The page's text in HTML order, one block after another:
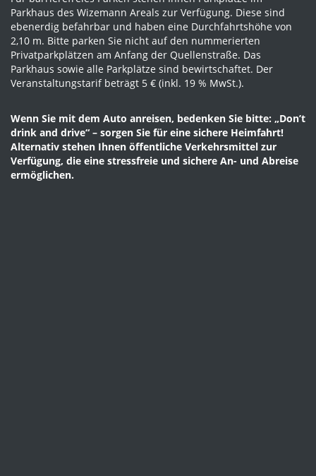
Parkhaus des Wizemann Areals zur Verfügung. Diese sind
ebenerdig befahrbar und haben eine Durchfahrtshöhe von
2,10 m. Bitte parken Sie nicht auf den nummerierten
Privatparkplätzen am Anfang der Quellenstraße. Das
Parkhaus sowie alle Parkplätze sind bewirtschaftet. Der
Veranstaltungstarif beträgt 5 € (inkl. 19 % MwSt.).
Wenn Sie mit dem Auto anreisen, bedenken Sie bitte: „Don’t
drink and drive“ – sorgen Sie für eine sichere Heimfahrt!
Alternativ stehen Ihnen öffentliche Verkehrsmittel zur
Verfügung, die eine stressfreie und sichere An- und Abreise
ermöglichen.